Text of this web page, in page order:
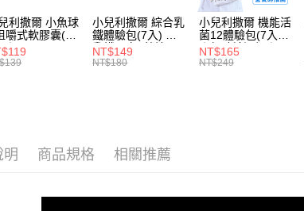
利撒爾 小魚球
嚼式軟膠囊(10
◇OMEGA-
小兒利撒爾 綜合乳
鐵體驗包(7入) ◇
乳鐵蛋白+藻精蛋
白+DHA藻油+專利
NT$149
NT$180
小兒利撒爾 機能活
菌12體驗包(7入)
◇無砂糖添加◇
NT$165
NT$249
明 商品規格 相關推薦